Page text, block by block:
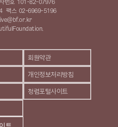
회원약관
개인정보처리방침
청렴포털사이트
번호 101-82-07976
팩스 02-6969-5196